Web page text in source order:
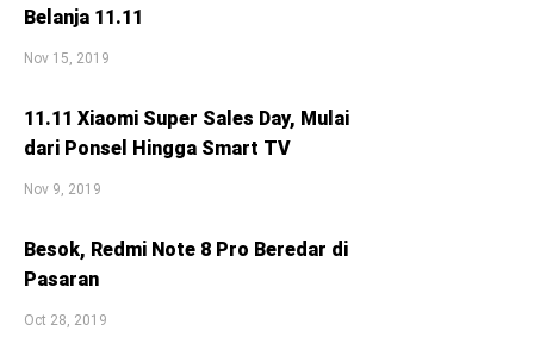
Belanja 11.11
Nov 15, 2019
11.11 Xiaomi Super Sales Day, Mulai
dari Ponsel Hingga Smart TV
Nov 9, 2019
Besok, Redmi Note 8 Pro Beredar di
Pasaran
Oct 28, 2019